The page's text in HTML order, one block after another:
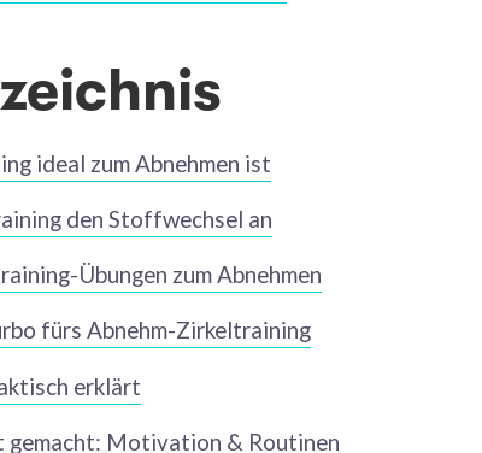
ideal zum Abnehmen ist
den Stoffwechsel an
Übungen zum Abnehmen
fürs Abnehm-Zirkeltraining
erklärt
gemacht: Motivation & Routinen